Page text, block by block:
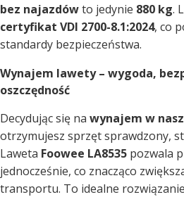
bez najazdówto jedynie 880 kg.
certyfikat VDI 2700-8.1:2024, co
standardy bezpieczeństwa.
Wynajem lawety – wygoda,
oszczędność
Decydując się na wynajem w
otrzymujesz sprzęt sprawdzony,
Laweta Foowee LA8535 pozwala
jednocześnie, co znacząco
transportu. To idealne